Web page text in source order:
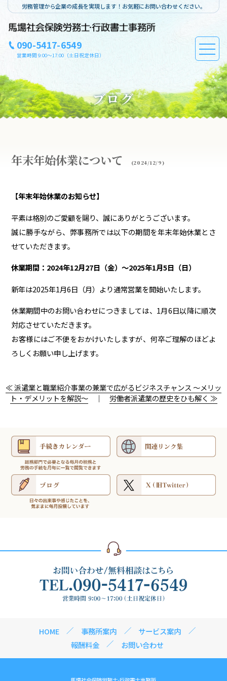
労務管理から企業の成長を実現します！お気軽にお問い合わせください。
090-5417-6549
営業時間 9:00～17:00（土日祝定休日）
ブログ
年末年始休業について (2024/12/9)
【年末年始休業のお知らせ】
平素は格別のご愛顧を賜り、誠にありがとうございます。
誠に勝手ながら、弊事務所では以下の期間を年末年始休業とさ
せていただきます。
休業期間：2024年12月27日（金）～2025年1月5日（日）
新年は2025年1月6日（月）より通常営業を開始いたします。
休業期間中のお問い合わせにつきましては、1月6日以降に順次
対応させていただきます。
お客様にはご不便をおかけいたしますが、何卒ご理解のほどよ
ろしくお願い申し上げます。
≪ 派遣業と職業紹介事業の兼業で広がるビジネスチャンス ～メリッ
ト・デメリットを解説～｜ 労働者派遣業の歴史をひも解く ≫
HOME 事務所案内
サービス案内
報酬料金
お問い合わせ